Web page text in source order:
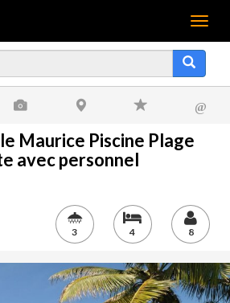
Menu
@
Maurice Piscine Plage
avec personnel
3 4 8